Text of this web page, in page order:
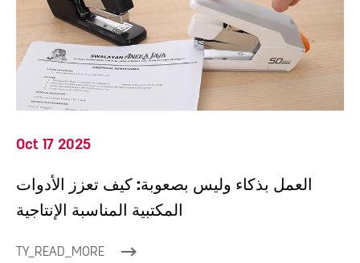
Oct 17 2025
العمل بذكاء وليس بصعوبة: كيف تعزز الأدوات
المكتبية المناسبة الإنتاجية
TY_READ_MORE